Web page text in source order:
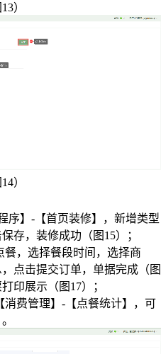
）
）
序】-【首页装修】，新增类型
存，装修成功（图15）；
餐，选择餐段时间，选择商
点击提交订单，单据完成（图
印展示（图17）；
消费管理】-【点餐统计】，可